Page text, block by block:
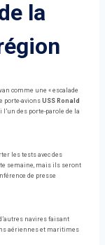
la
comme une « escalade
porte-avions USS Ronald
des porte-parole de la
les tests avec des
semaine, mais ils seront
de presse
navires faisant
aériennes et maritimes